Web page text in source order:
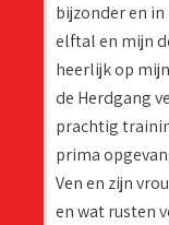
bijzonder en
elftal en mijn
heerlijk op
de Herdgang
prachtig
prima
Ven en zijn
en wat rusten